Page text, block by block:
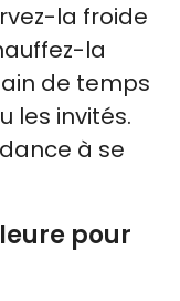
la froide
la
de temps
les invités.
à se
pour